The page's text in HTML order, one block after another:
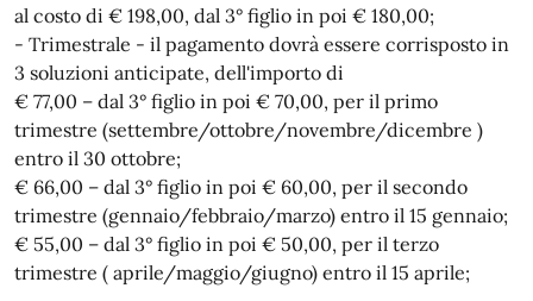
al costo di € 198,00, dal 3° figlio in poi € 180,00;
- Trimestrale - il pagamento dovrà essere corrisposto in
3 soluzioni anticipate, dell'importo di
€ 77,00 – dal 3° figlio in poi € 70,00, per il primo
trimestre (settembre/ottobre/novembre/dicembre )
entro il 30 ottobre;
€ 66,00 – dal 3° figlio in poi € 60,00, per il secondo
trimestre (gennaio/febbraio/marzo) entro il 15 gennaio;
€ 55,00 – dal 3° figlio in poi € 50,00, per il terzo
trimestre ( aprile/maggio/giugno) entro il 15 aprile;